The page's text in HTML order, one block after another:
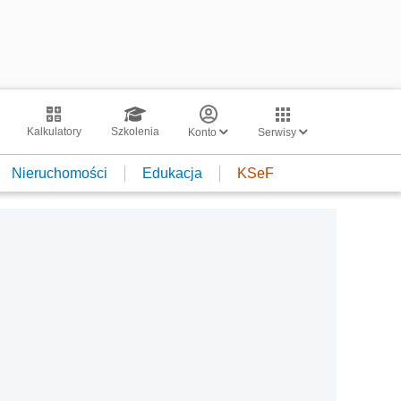
Kalkulatory Szkolenia Konto Serwisy
Nieruchomości Edukacja KSeF